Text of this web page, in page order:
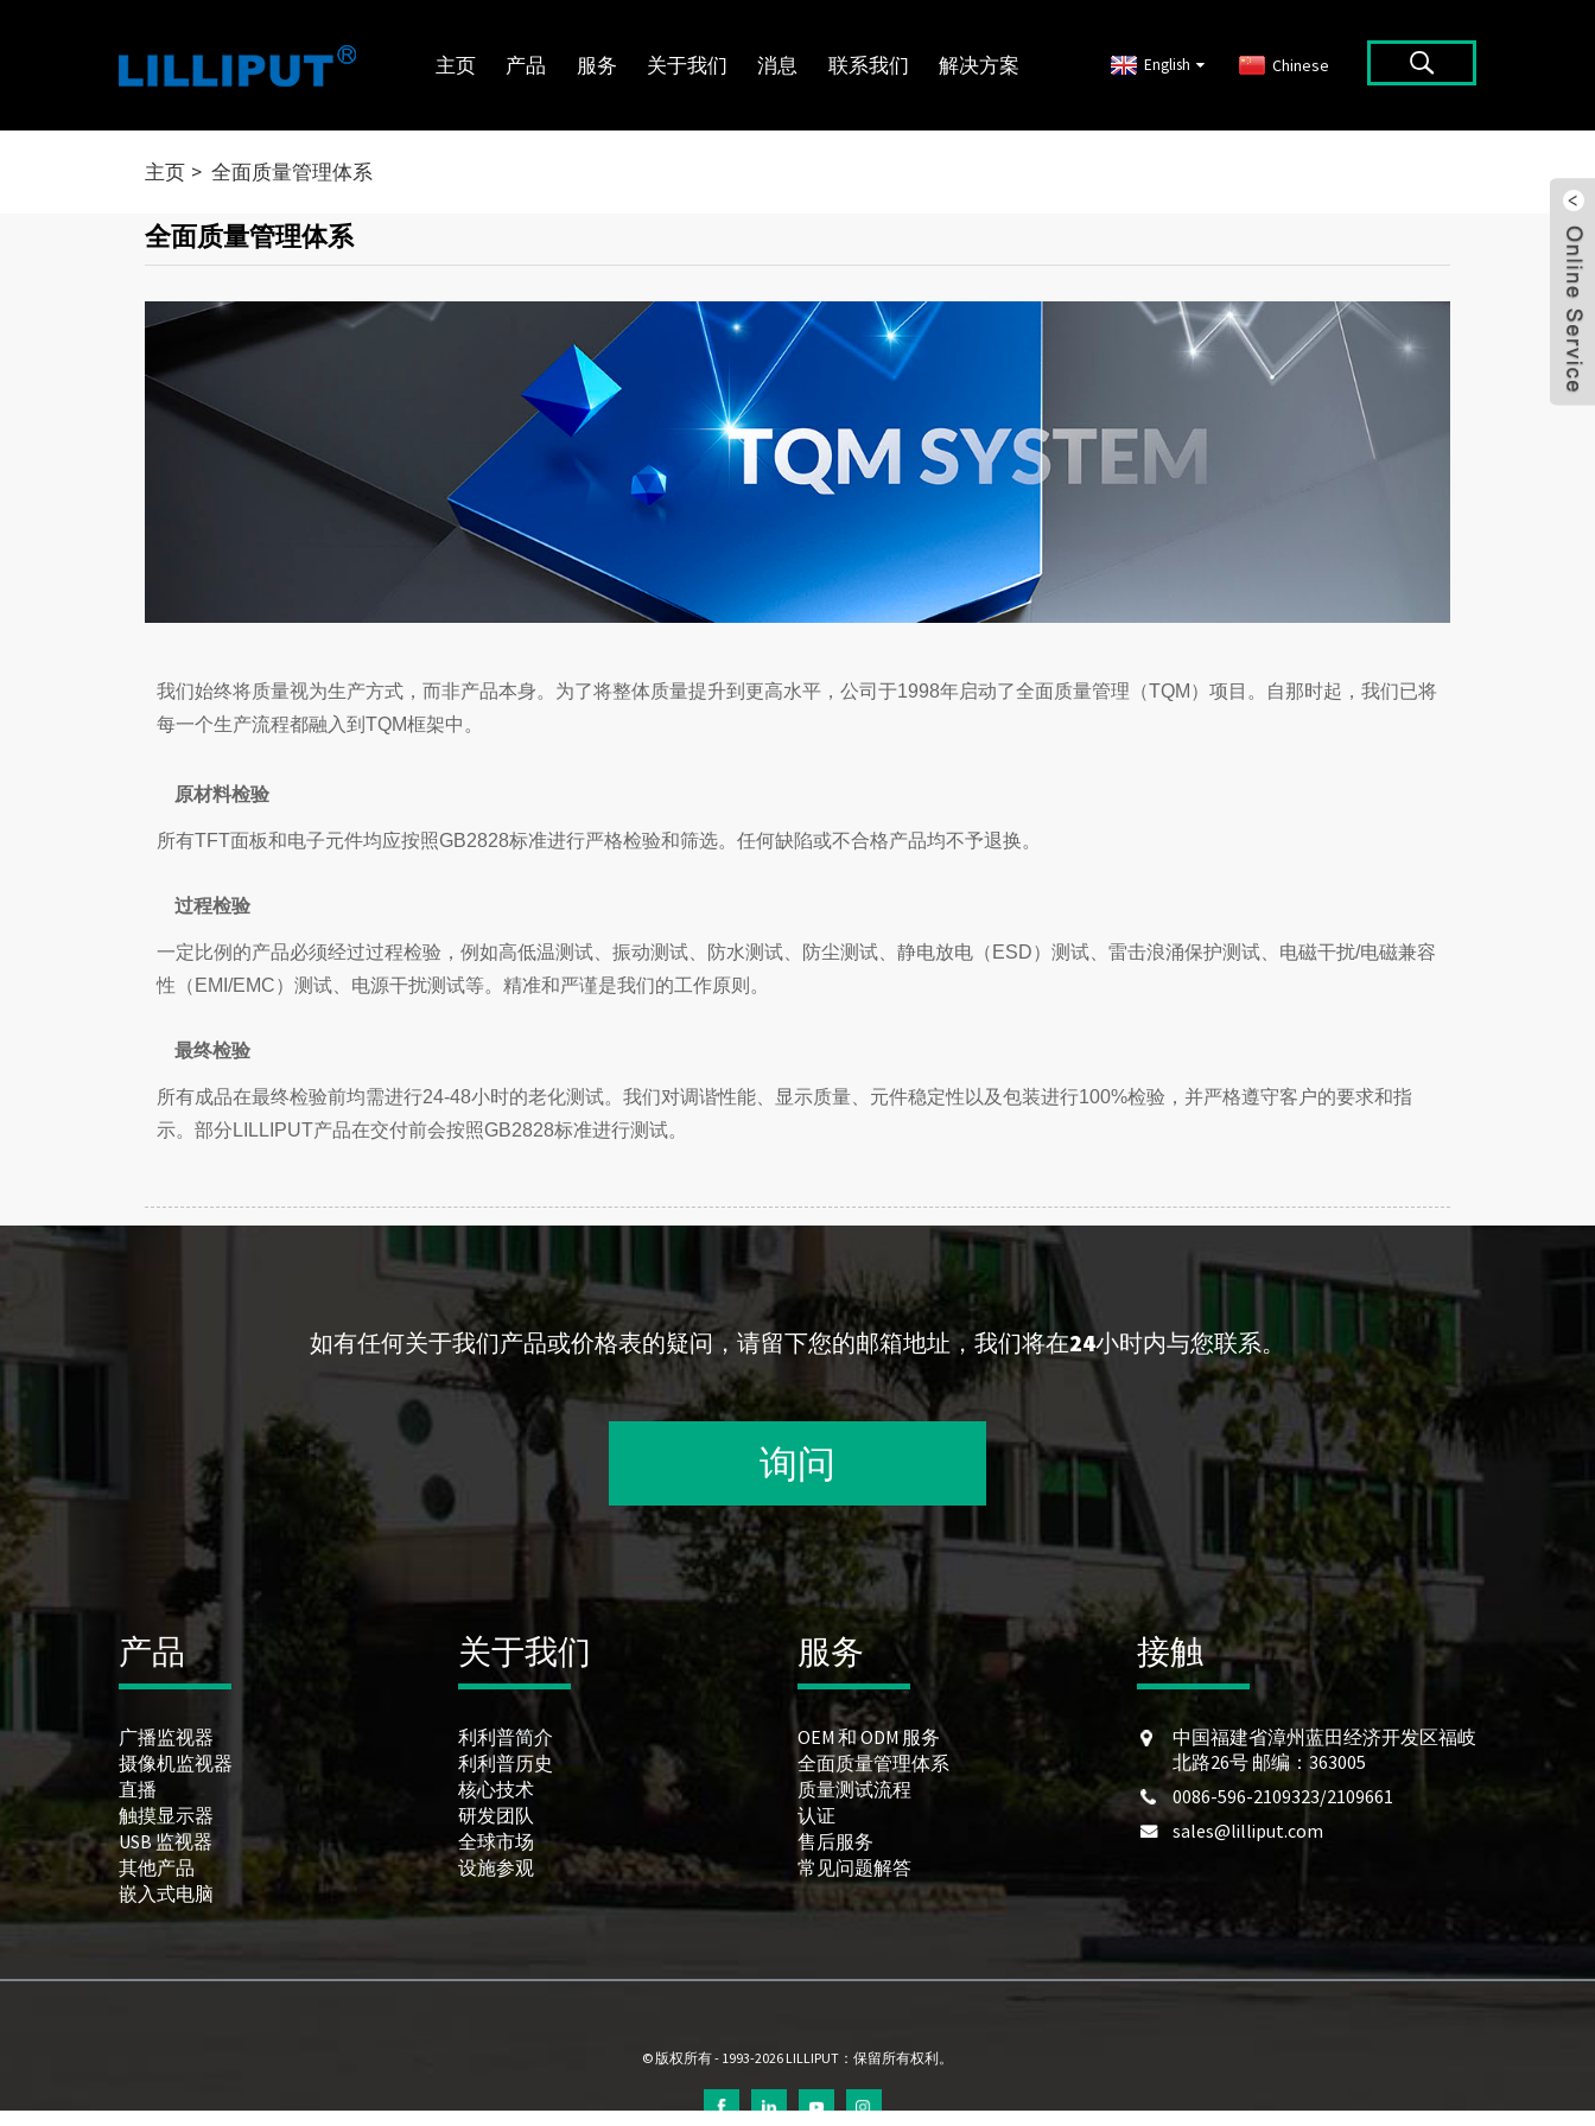
主页 产品 服务 关于我们 消息 联系我们 解决方案 English Chinese
主页 全面质量管理体系
全面质量管理体系
我们始终将质量视为生产方式，而非产品本身。为了将整体质量提升到更高水平，公司于1998年启动了全面质量管理（TQM）项目。自那时起，我们已将
每一个生产流程都融入到TQM框架中。
原材料检验
所有TFT面板和电子元件均应按照GB2828标准进行严格检验和筛选。任何缺陷或不合格产品均不予退换。
过程检验
一定比例的产品必须经过过程检验，例如高低温测试、振动测试、防水测试、防尘测试、静电放电（ESD）测试、雷击浪涌保护测试、电磁干扰/电磁兼容
性（EMI/EMC）测试、电源干扰测试等。精准和严谨是我们的工作原则。
最终检验
所有成品在最终检验前均需进行24-48小时的老化测试。我们对调谐性能、显示质量、元件稳定性以及包装进行100%检验，并严格遵守客户的要求和指
示。部分LILLIPUT产品在交付前会按照GB2828标准进行测试。
如有任何关于我们产品或价格表的疑问，请留下您的邮箱地址，我们将在24小时内与您联系。
询问
产品
广播监视器
摄像机监视器
直播
触摸显示器
USB 监视器
其他产品
嵌入式电脑
关于我们
利利普简介
利利普历史
核心技术
研发团队
全球市场
设施参观
服务
OEM 和 ODM 服务
全面质量管理体系
质量测试流程
认证
售后服务
常见问题解答
接触
中国福建省漳州蓝田经济开发区福岐
北路26号 邮编：363005
0086-596-2109323/2109661
sales@lilliput.com
© 版权所有 - 1993-2026 LILLIPUT：保留所有权利。